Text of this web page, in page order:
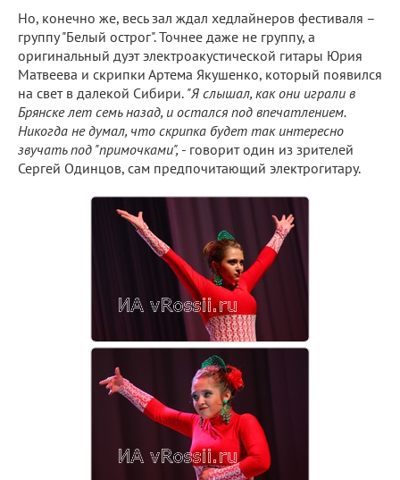
Но, конечно же, весь зал ждал хедлайнеров фестиваля –
группу "Белый острог". Точнее даже не группу, а
оригинальный дуэт электроакустической гитары Юрия
Матвеева и скрипки Артема Якушенко, который появился
на свет в далекой Сибири. "Я слышал, как они играли в
Брянске лет семь назад, и остался под впечатлением.
Никогда не думал, что скрипка будет так интересно
звучать под "примочками", - говорит один из зрителей
Сергей Одинцов, сам предпочитающий электрогитару.